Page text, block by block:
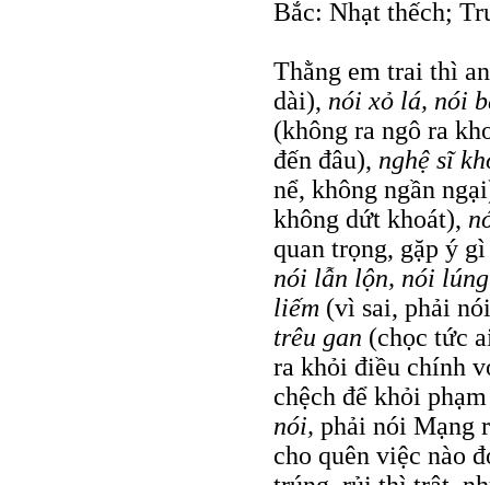
Bắc: Nhạt thếch;
Thằng em trai thì
dài), nói xỏ lá, nói
(không ra ngô ra
đến đâu), nghệ sĩ
nể, không ngần
không dứt khoát),
quan trọng, gặp ý
nói lẫn lộn, nói
liếm (vì sai, phải
trêu gan (chọc tức
ra khỏi điều chính
chệch để khỏi
nói, phải nói Mạng
cho quên việc nào